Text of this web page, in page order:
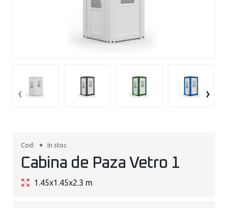
‹ ›
Cod : In stoc
Cabina de Paza Vetro 1
1.45x1.45x2.3 m